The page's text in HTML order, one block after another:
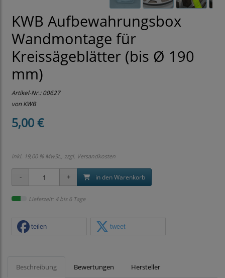
KWB Aufbewahrungsbox
Wandmontage für
Kreissägeblätter (bis Ø 190
mm)
Artikel-Nr.:00627
von KWB
5,00 €
inkl. 19,00 % MwSt., zzgl. Versandkosten
in den Warenkorb
Lieferzeit: 4 bis 6 Tage
teilen tweet
Beschreibung Bewertungen Hersteller